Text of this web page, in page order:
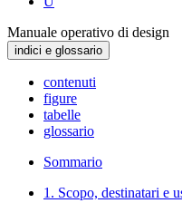
Manuale operativo di design
indici e glossario
contenuti
figure
tabelle
glossario
Sommario
1. Scopo, destinatari e